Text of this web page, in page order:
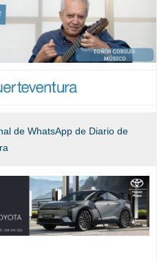
de WhatsApp de Diario de